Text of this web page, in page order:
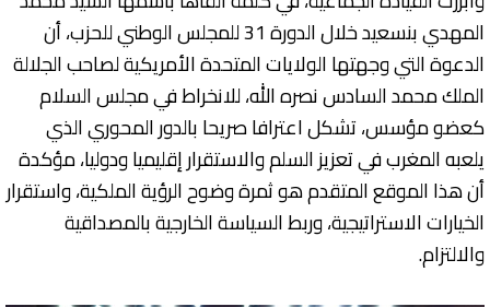
المهدي بنسعيد خلال الدورة 31 للمجلس الوطني للحزب، أن
الدعوة التي وجهتها الولايات المتحدة الأمريكية لصاحب الجلالة
الملك محمد السادس نصره الله، للانخراط في مجلس السلام
كعضو مؤسس، تشكل اعترافا صريحا بالدور المحوري الذي
يلعبه المغرب في تعزيز السلم والاستقرار إقليميا ودوليا، مؤكدة
أن هذا الموقع المتقدم هو ثمرة وضوح الرؤية الملكية، واستقرار
الخيارات الاستراتيجية، وربط السياسة الخارجية بالمصداقية
والالتزام.